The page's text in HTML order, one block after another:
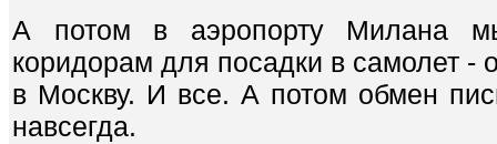
А потом в аэропорту Милана
коридорам для посадки в самолет -
в Москву. И все. А потом обмен
навсегда.